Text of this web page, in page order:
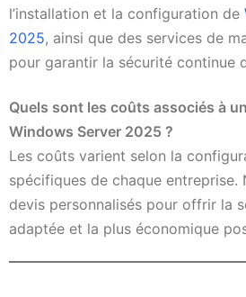
l’installation et la configuration de
2025, ainsi que des services de
pour garantir la sécurité continue
Quels sont les coûts associés à
Windows Server 2025 ?
Les coûts varient selon la
spécifiques de chaque entreprise.
devis personnalisés pour offrir la
adaptée et la plus économique